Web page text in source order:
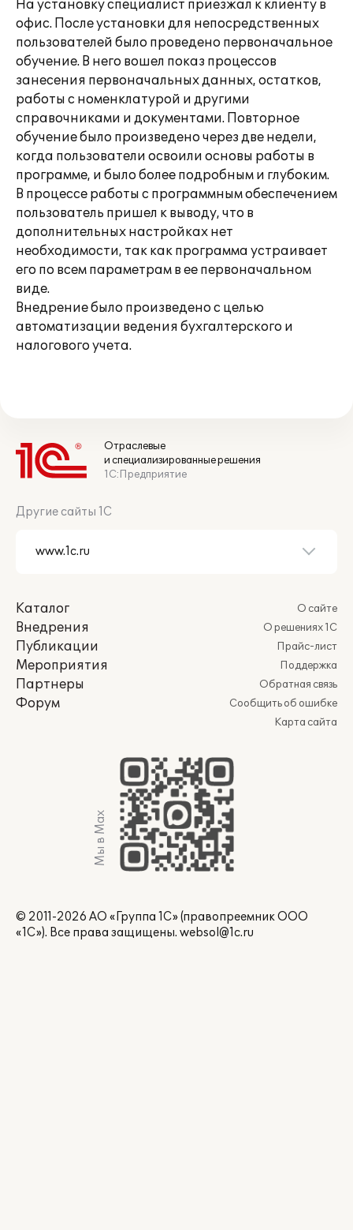
На установку специалист приезжал к клиенту в
офис. После установки для непосредственных
пользователей было проведено первоначальное
обучение. В него вошел показ процессов
занесения первоначальных данных, остатков,
работы с номенклатурой и другими
справочниками и документами. Повторное
обучение было произведено через две недели,
когда пользователи освоили основы работы в
программе, и было более подробным и глубоким.
В процессе работы с программным обеспечением
пользователь пришел к выводу, что в
дополнительных настройках нет
необходимости, так как программа устраивает
его по всем параметрам в ее первоначальном
виде.
Внедрение было произведено с целью
автоматизации ведения бухгалтерского и
налогового учета.
Отраслевые
и специализированные решения
1С:Предприятие
Другие сайты 1С
Каталог
Внедрения
Публикации
Мероприятия
Партнеры
Форум
О сайте
О решениях 1С
Прайс-лист
Поддержка
Обратная связь
Сообщить об ошибке
Карта сайта
Мы в Max
© 2011-2026 АО «Группа 1С» (правопреемник ООО
«1С»). Все права защищены. websol@1c.ru